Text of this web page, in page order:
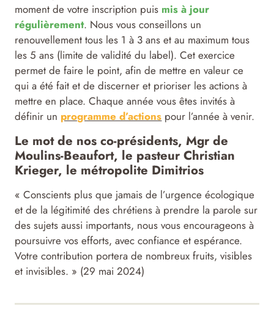
moment de votre inscription puis mis à jour
régulièrement. Nous vous conseillons un
renouvellement tous les 1 à 3 ans et au maximum tous
les 5 ans (limite de validité du label). Cet exercice
permet de faire le point, afin de mettre en valeur ce
qui a été fait et de discerner et prioriser les actions à
mettre en place. Chaque année vous êtes invités à
définir un programme d’actions pour l’année à venir.
Le mot de nos co-présidents, Mgr de
Moulins-Beaufort, le pasteur Christian
Krieger, le métropolite Dimitrios
« Conscients plus que jamais de l’urgence écologique
et de la légitimité des chrétiens à prendre la parole sur
des sujets aussi importants, nous vous encourageons à
poursuivre vos efforts, avec confiance et espérance.
Votre contribution portera de nombreux fruits, visibles
et invisibles. » (29 mai 2024)